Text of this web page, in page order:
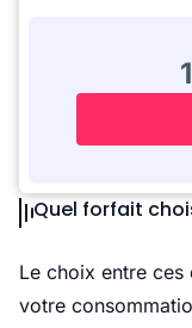
Quel forfait
Le choix entre
votre